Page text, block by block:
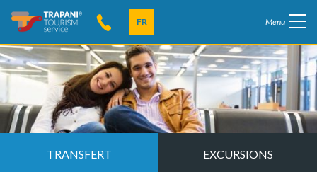
FR Menu
TRANSFERT EXCURSIONS